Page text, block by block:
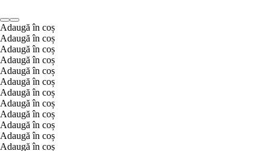
Adaugă în coș
Adaugă în coș
Adaugă în coș
Adaugă în coș
Adaugă în coș
Adaugă în coș
Adaugă în coș
Adaugă în coș
Adaugă în coș
Adaugă în coș
Adaugă în coș
Adaugă în coș